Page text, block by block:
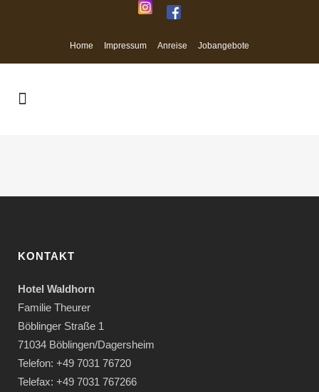
Home Impressum Anreise Jobangebote
KONTAKT
Hotel Waldhorn
Familie Theurer
Böblinger Straße 1
71034 Böblingen/Dagersheim
Telefon: +49 7031 76720
Telefax: +49 7031 767266